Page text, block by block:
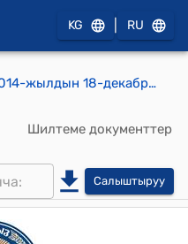
KG RU
КР Өкмөтүнүн 2014-жылдын 18-декабрындагы № 581-б (Жумагулов А.Ж. материальдык жардам көрсөтүү жөнүндө) буйругу.
Шилтеме документтер
Салыштыруу